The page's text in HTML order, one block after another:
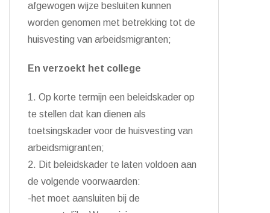
afgewogen wijze besluiten kunnen
worden genomen met betrekking tot de
huisvesting van arbeidsmigranten;
En verzoekt het college
1. Op korte termijn een beleidskader op
te stellen dat kan dienen als
toetsingskader voor de huisvesting van
arbeidsmigranten;
2. Dit beleidskader te laten voldoen aan
de volgende voorwaarden:
-het moet aansluiten bij de